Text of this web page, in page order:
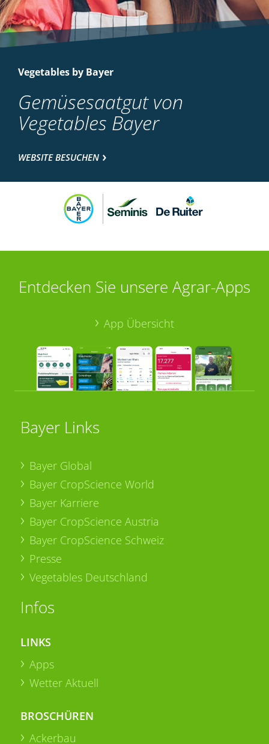
Vegetables by Bayer
Gemüsesaatgut von
Vegetables Bayer
WEBSITE BESUCHEN
Entdecken Sie unsere Agrar-Apps
App Übersicht
Bayer Links
Bayer Global
Bayer CropScience World
Bayer Karriere
Bayer CropScience Austria
Bayer CropScience Schweiz
Presse
Vegetables Deutschland
Infos
LINKS
Apps
Wetter Aktuell
BROSCHÜREN
Ackerbau